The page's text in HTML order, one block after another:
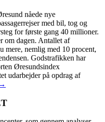
nåede nye
med bil, tog og
for første gang 40 millioner.
om dagen. Antallet af
mere, nemlig med 10 procent,
Godstrafikken har
Øresundsindex
udarbejder på opdrag af